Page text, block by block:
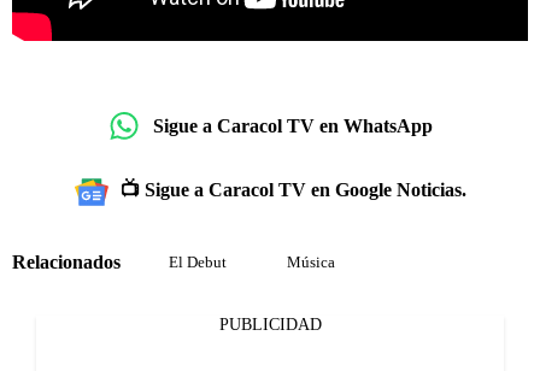
Sigue a Caracol TV en WhatsApp
📺 Sigue a Caracol TV en Google Noticias.
Relacionados El Debut Música
PUBLICIDAD